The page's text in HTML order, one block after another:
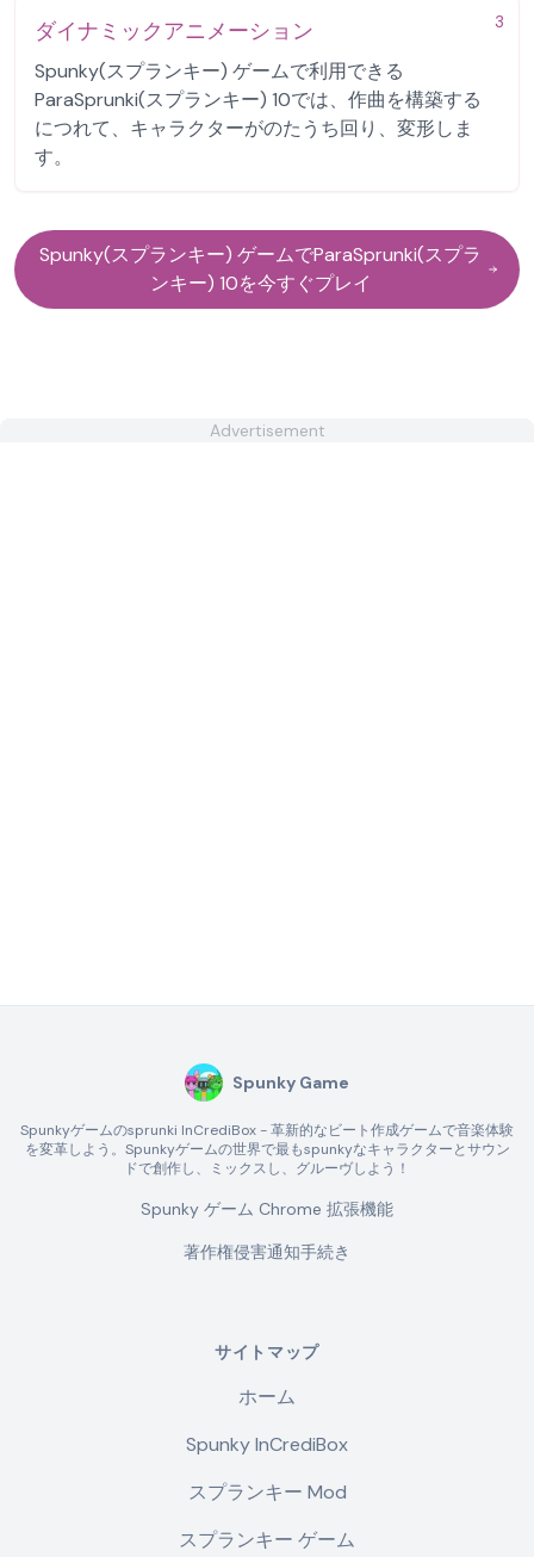
3
ダイナミックアニメーション
Spunky(スプランキー) ゲームで利用できる
ParaSprunki(スプランキー) 10では、作曲を構築する
につれて、キャラクターがのたうち回り、変形しま
す。
Spunky(スプランキー) ゲームでParaSprunki(スプラ
ンキー) 10を今すぐプレイ
Advertisement
Spunky Game
Spunkyゲームのsprunki InCrediBox - 革新的なビート作成ゲームで音楽体験
を変革しよう。Spunkyゲームの世界で最もspunkyなキャラクターとサウン
ドで創作し、ミックスし、グルーヴしよう！
Spunky ゲーム Chrome 拡張機能
著作権侵害通知手続き
サイトマップ
ホーム
Spunky InCrediBox
スプランキー Mod
スプランキー ゲーム